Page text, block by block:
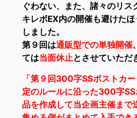
ぐわない、
また、諸々のリス
キレボEX内の開催も避けた
しました。
第９回は通販型での単独開催
ては当面休止 とさせていただ
「第９回300字SSポストカ
定のルールに沿った300字
品を作成して当企画主催まで